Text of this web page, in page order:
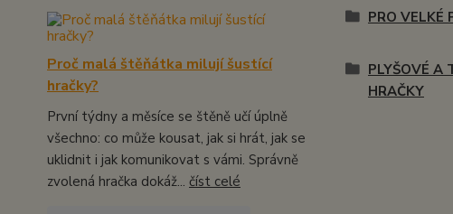
Proč malá štěňátka milují šustící
hračky?
První týdny a měsíce se štěně učí úplně
všechno: co může kousat, jak si hrát, jak se
uklidnit i jak komunikovat s vámi. Správně
zvolená hračka dokáž... číst celé
PRO VELKÉ
PLYŠOVÉ A
HRAČKY